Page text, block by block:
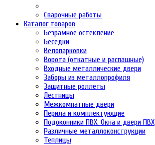
Сварочные работы
Каталог товаров
Безрамное остекление
Беседки
Велопарковки
Ворота (откатные и распашные)
Входные металлические двери
Заборы из металлопрофиля
Защитные роллеты
Лестницы
Межкомнатные двери
Перила и комплектующие
Подоконники ПВХ. Окна и двери ПВХ
Различные металлоконструкции
Теплицы